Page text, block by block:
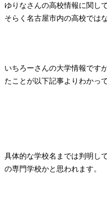
ゆりなさんの高校情報に関し
そらく名古屋市内の高校では
いちろーさんの大学情報です
たことが以下記事よりわかっ
具体的な学校名までは判明し
の専門学校かと思われます。